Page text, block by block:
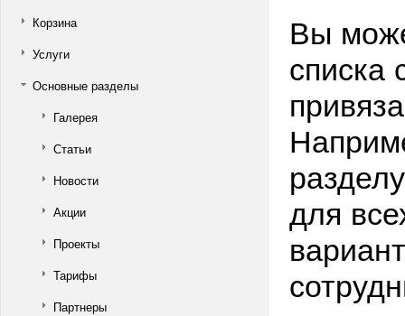
Корзина
Услуги
Основные разделы
Галерея
Статьи
Новости
Акции
Проекты
Тарифы
Партнеры
Вы
списка
для